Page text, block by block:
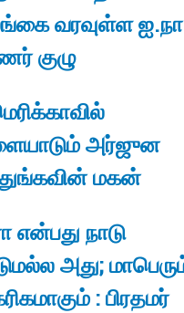
வரவுள்ள ஐ.நா
குழு
அர்ஜுன
மகன்
என்பது நாடு
அது;
: பிரதமர்